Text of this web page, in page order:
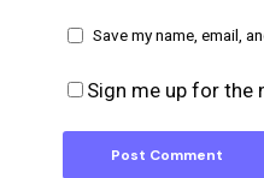
Save my name, email,
Sign me up for the